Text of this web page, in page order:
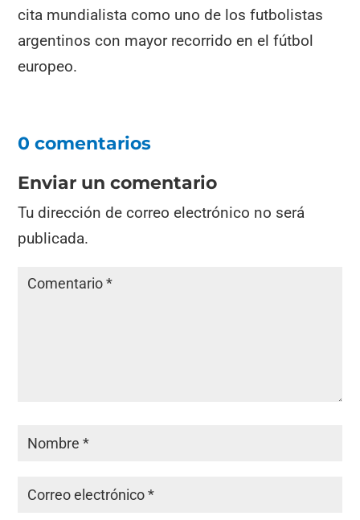
cita mundialista como uno de los futbolistas
argentinos con mayor recorrido en el fútbol
europeo.
0 comentarios
Enviar un comentario
Tu dirección de correo electrónico no será
publicada.